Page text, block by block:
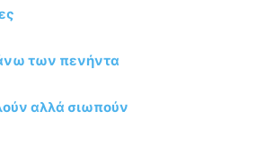
των πενήντα
αλλά σιωπούν